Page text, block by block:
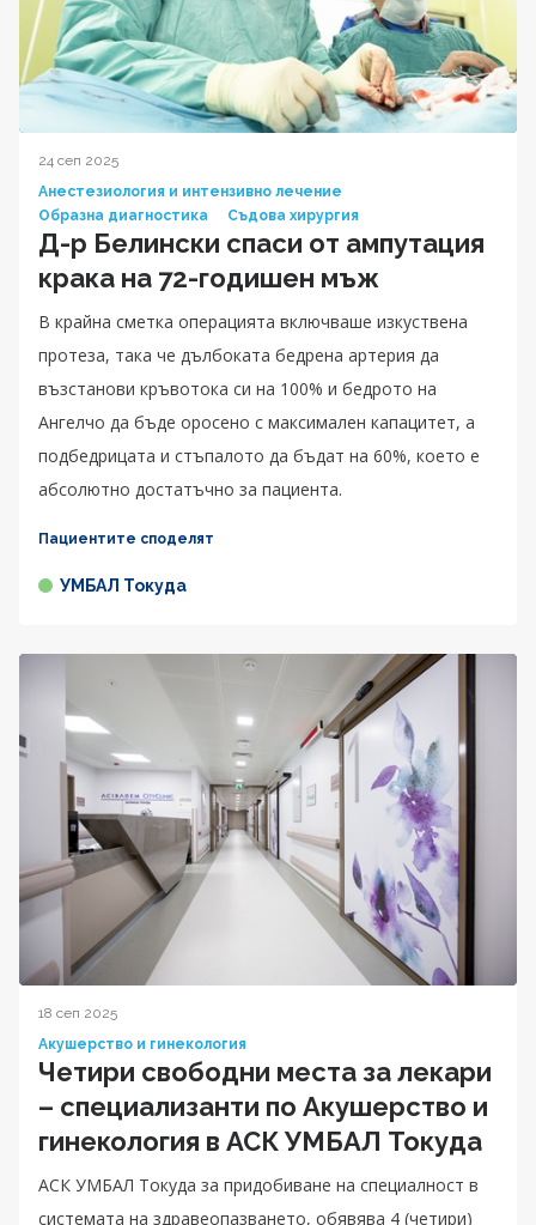
24 сеп 2025
Анестезиология и интензивно лечение
Образна диагностика
Съдова хирургия
Д-р Белински спаси от ампутация
крака на 72-годишен мъж
В крайна сметка операцията включваше изкуствена
протеза, така че дълбоката бедрена артерия да
възстанови кръвотока си на 100% и бедрото на
Ангелчо да бъде оросено с максимален капацитет, а
подбедрицата и стъпалото да бъдат на 60%, което е
абсолютно достатъчно за пациента.
Пациентите споделят
УМБАЛ Токуда
18 сеп 2025
Акушерство и гинекология
Четири свободни места за лекари
– специализанти по Акушерство и
гинекология в АСК УМБАЛ Токуда
АСК УМБАЛ Токуда за придобиване на специалност в
системата на здравеопазването, обявява 4 (четири)